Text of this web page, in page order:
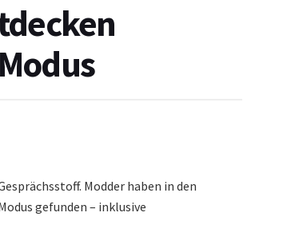
Modder haben in den
gefunden – inklusive